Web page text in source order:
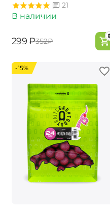
21
В наличии
‍299‍ ₽‍352‍₽
-15%